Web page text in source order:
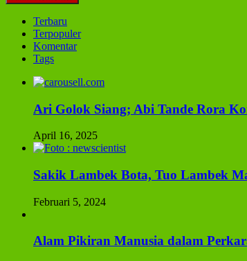
Terbaru
Terpopuler
Komentar
Tags
Ari Golok Siang; Abi Tande Rora
April 16, 2025
Sakik Lambek Bota, Tuo Lambek
Februari 5, 2024
Alam Pikiran Manusia dalam